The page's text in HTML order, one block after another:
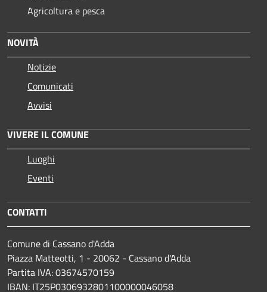
Agricoltura e pesca
NOVITÀ
Notizie
Comunicati
Avvisi
VIVERE IL COMUNE
Luoghi
Eventi
CONTATTI
Comune di Cassano d'Adda
Piazza Matteotti, 1 - 20062 - Cassano d'Adda
Partita IVA: 03674570159
IBAN: IT25P0306932801100000046058